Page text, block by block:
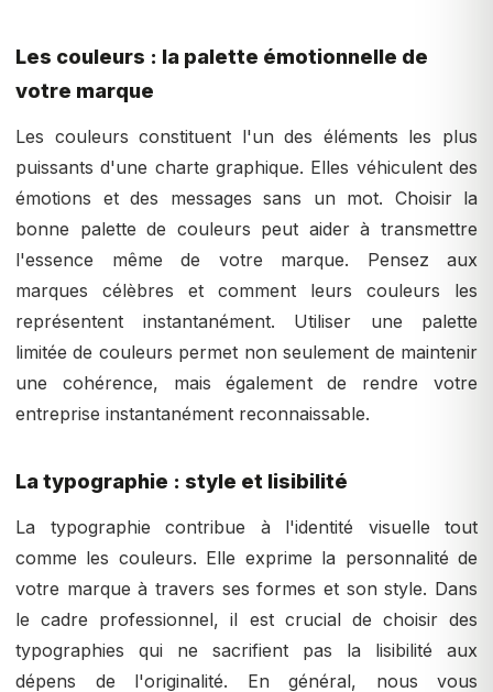
Les couleurs : la palette émotionnelle de
votre marque
Les couleurs constituent l'un des éléments les plus
puissants d'une charte graphique. Elles véhiculent des
émotions et des messages sans un mot. Choisir la
bonne palette de couleurs peut aider à transmettre
l'essence même de votre marque. Pensez aux
marques célèbres et comment leurs couleurs les
représentent instantanément. Utiliser une palette
limitée de couleurs permet non seulement de maintenir
une cohérence, mais également de rendre votre
entreprise instantanément reconnaissable.
La typographie : style et lisibilité
La typographie contribue à l'identité visuelle tout
comme les couleurs. Elle exprime la personnalité de
votre marque à travers ses formes et son style. Dans
le cadre professionnel, il est crucial de choisir des
typographies qui ne sacrifient pas la lisibilité aux
dépens de l'originalité. En général, nous vous